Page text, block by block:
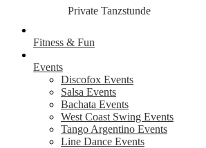
Private Tanzstunde
Fitness & Fun
Events
Discofox Events
Salsa Events
Bachata Events
West Coast Swing Events
Tango Argentino Events
Line Dance Events